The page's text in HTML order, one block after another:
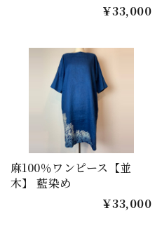
￥33,000
麻100％ワンピース【並
木】 藍染め
￥33,000